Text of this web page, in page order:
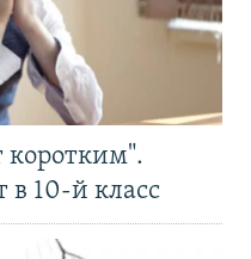
коротким".
в 10-й класс